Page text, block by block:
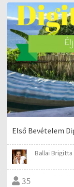
Első Bevételem
Ballai Brigitta
35